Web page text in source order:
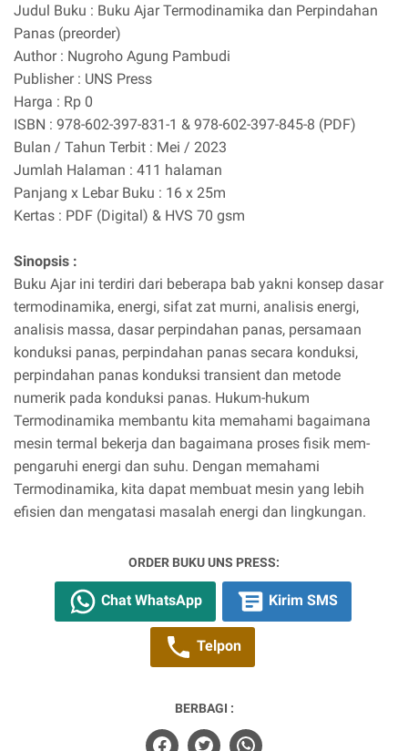
Judul Buku : Buku Ajar Termodinamika dan Perpindahan
Panas (preorder)
Author : Nugroho Agung Pambudi
Publisher : UNS Press
Harga : Rp 0
ISBN : 978-602-397-831-1 & 978-602-397-845-8 (PDF)
Bulan / Tahun Terbit : Mei / 2023
Jumlah Halaman : 411 halaman
Panjang x Lebar Buku : 16 x 25m
Kertas : PDF (Digital) & HVS 70 gsm
Sinopsis :
Buku Ajar ini terdiri dari beberapa bab yakni konsep dasar
termodinamika, energi, sifat zat murni, analisis energi,
analisis massa, dasar perpindahan panas, persamaan
konduksi panas, perpindahan panas secara konduksi,
perpindahan panas konduksi transient dan metode
numerik pada konduksi panas. Hukum-hukum
Termodinamika membantu kita memahami bagaimana
mesin termal bekerja dan bagaimana proses fisik mem-
pengaruhi energi dan suhu. Dengan memahami
Termodinamika, kita dapat membuat mesin yang lebih
efisien dan mengatasi masalah energi dan lingkungan.
ORDER BUKU UNS PRESS:
Chat WhatsApp Kirim SMS
Telpon
BERBAGI :